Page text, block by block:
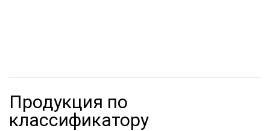
Продукция по
классификатору